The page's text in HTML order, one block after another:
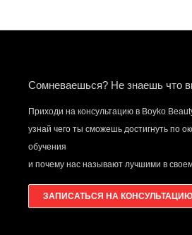
Сомневаешься? Не знаешь что
Приходи на консультацию в Boyko
узнай чего ты сможешь достигнуть по
обучения
и почему нас называют лучшими в
ЗАПИСАТЬСЯ НА КОНСУЛЬТАЦИЮ